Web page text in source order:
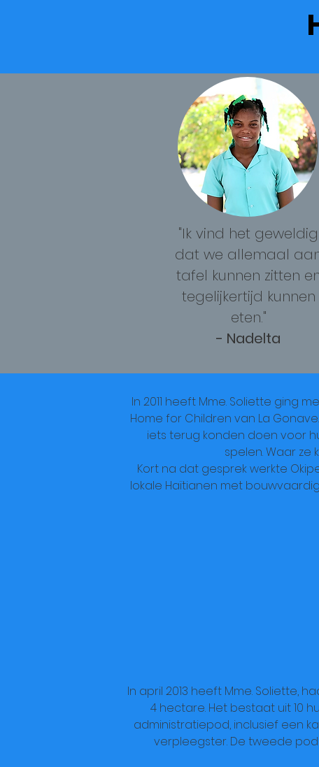
"Ik vind het geweldig
dat we allemaal
tafel kunnen zitten
tegelijkertijd kunnen
eten."
- Nadelta
In 2011 heeft Mme. Soliette ging
Home for Children van La
iets terug konden doen voor
spelen. Waar ze
Kort na dat gesprek werkte
lokale Haïtianen met
In april 2013 heeft Mme. Soliette,
4 hectare. Het bestaat uit 10
administratiepod, inclusief een
verpleegster. De tweede